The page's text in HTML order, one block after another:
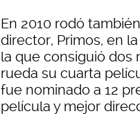
En 2010 rodó
director, Primos, en
la que consiguió dos
rueda su cuarta
fue nominado a 12
película y mejor